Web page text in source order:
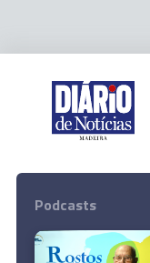
Podcasts